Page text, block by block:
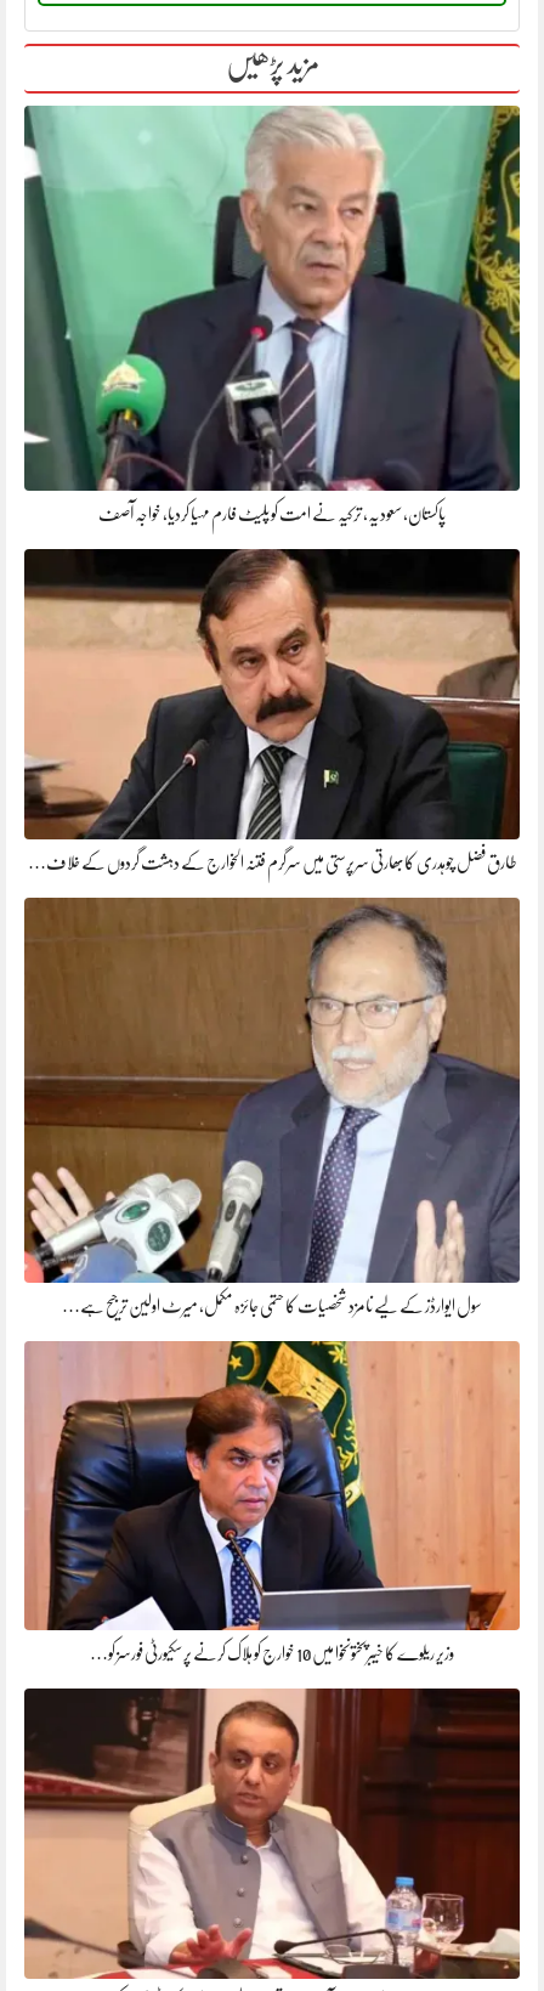
مزید پڑھیں
پاکستان، سعودیہ، ترکیہ نے امّت کو پلیٹ فارم مہیا کردیا، خواجہ آصف
طارق فضل چوہدری کابھارتی سرپرستی میں سرگرم فتنہ الخوارج کے دہشت گردوں کے خلاف…
سول ایوارڈز کے لیے نامزد شخصیات کا حتمی جائزہ مکمل، میرٹ اولین ترجیح ہے…
وزیر ریلوے کا خیبرپختونخوا میں 10 خوارج کو ہلاک کرنے پر سکیورٹی فورسز کو…